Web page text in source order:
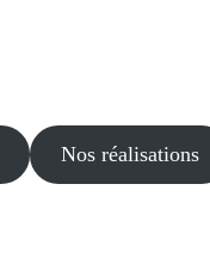
Nos réalisations